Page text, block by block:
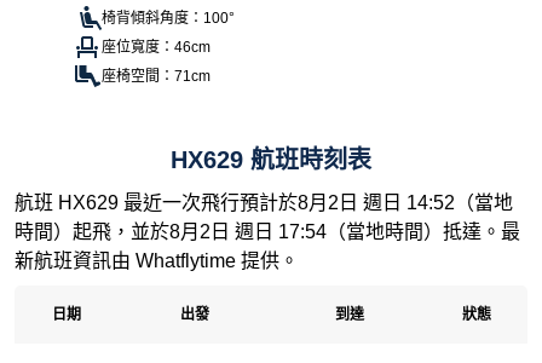
椅背傾斜角度：100°
座位寬度：46cm
座椅空間：71cm
HX629 航班時刻表
航班 HX629 最近一次飛行預計於8月2日 週日 14:52（當地
時間）起飛，並於8月2日 週日 17:54（當地時間）抵達。最
新航班資訊由 Whatflytime 提供。
日期 出發 到達 狀態